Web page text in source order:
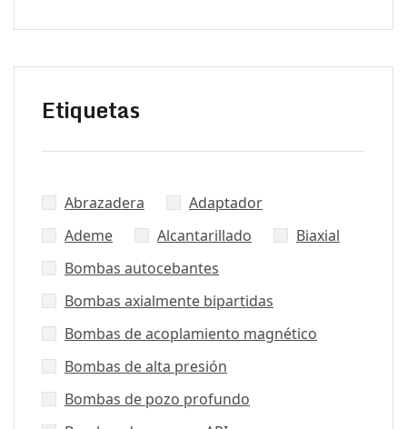
Etiquetas
Abrazadera
Adaptador
Ademe
Alcantarillado
Biaxial
Bombas autocebantes
Bombas axialmente bipartidas
Bombas de acoplamiento magnético
Bombas de alta presión
Bombas de pozo profundo